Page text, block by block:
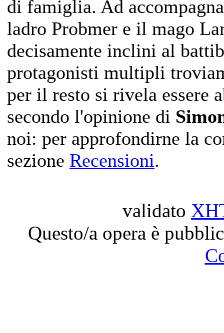
di famiglia. Ad
ladro Probmer e il mago
decisamente inclini al
protagonisti multipli
per il resto si rivela essere
secondo l'opinione di
noi: per approfondirne la
sezione Recensioni.
validato
Questo/a opera è